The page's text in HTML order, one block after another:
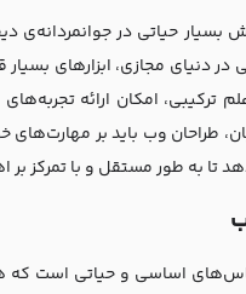
بسیار حیاتی در جوانمردانه‌ی
در دنیای مجازی، ابزارهای
ترکیبی، امکان ارائه
طراحان وب باید بر
تا به طور مستقل و با تمرکز
اساسی و حیاتی است که